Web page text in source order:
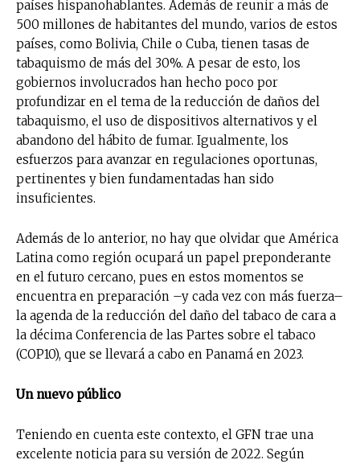
países hispanohablantes. Además de reunir a más de
500 millones de habitantes del mundo, varios de estos
países, como Bolivia, Chile o Cuba, tienen tasas de
tabaquismo de más del 30%. A pesar de esto, los
gobiernos involucrados han hecho poco por
profundizar en el tema de la reducción de daños del
tabaquismo, el uso de dispositivos alternativos y el
abandono del hábito de fumar. Igualmente, los
esfuerzos para avanzar en regulaciones oportunas,
pertinentes y bien fundamentadas han sido
insuficientes.
Además de lo anterior, no hay que olvidar que América
Latina como región ocupará un papel preponderante
en el futuro cercano, pues en estos momentos se
encuentra en preparación –y cada vez con más fuerza–
la agenda de la reducción del daño del tabaco de cara a
la décima Conferencia de las Partes sobre el tabaco
(COP10), que se llevará a cabo en Panamá en 2023.
Un nuevo público
Teniendo en cuenta este contexto, el GFN trae una
excelente noticia para su versión de 2022. Según